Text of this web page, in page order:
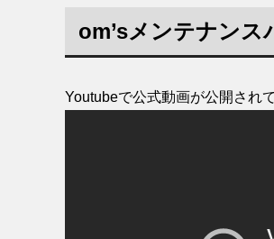
om’sメンテナンス
Youtubeで公式動画が公開され